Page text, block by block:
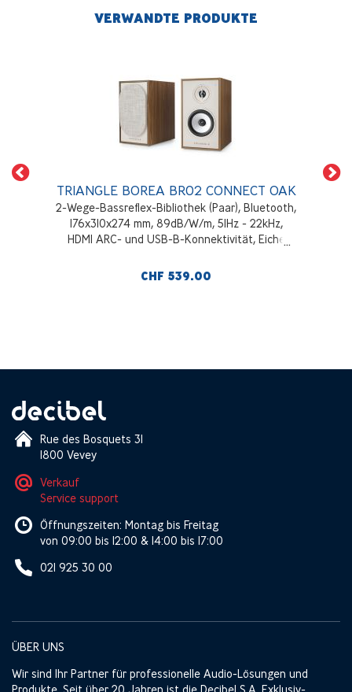
VERWANDTE PRODUKTE
TRIANGLE BOREA BR02 CONNECT OAK
2-Wege-Bassreflex-Bibliothek (Paar), Bluetooth,
176x310x274 mm, 89dB/W/m, 51Hz - 22kHz,
HDMI ARC- und USB-B-Konnektivität, Eiche
CHF 539.00
Rue des Bosquets 31
1800 Vevey
Verkauf
Service support
Öffnungszeiten: Montag bis Freitag
von 09:00 bis 12:00 & 14:00 bis 17:00
021 925 30 00
ÜBER UNS
Wir sind Ihr Partner für professionelle Audio-Lösungen und
Produkte. Seit über 20 Jahren ist die Decibel S.A. Exklusiv-